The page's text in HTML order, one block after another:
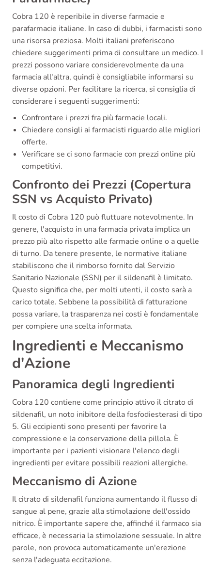
Cobra 120 è reperibile in diverse farmacie e
parafarmacie italiane. In caso di dubbi, i farmacisti sono
una risorsa preziosa. Molti italiani preferiscono
chiedere suggerimenti prima di consultare un medico. I
prezzi possono variare considerevolmente da una
farmacia all'altra, quindi è consigliabile informarsi su
diverse opzioni. Per facilitare la ricerca, si consiglia di
considerare i seguenti suggerimenti:
Confrontare i prezzi fra più farmacie locali.
Chiedere consigli ai farmacisti riguardo alle migliori
offerte.
Verificare se ci sono farmacie con prezzi online più
competitivi.
Confronto dei Prezzi (Copertura
SSN vs Acquisto Privato)
Il costo di Cobra 120 può fluttuare notevolmente. In
genere, l'acquisto in una farmacia privata implica un
prezzo più alto rispetto alle farmacie online o a quelle
di turno. Da tenere presente, le normative italiane
stabiliscono che il rimborso fornito dal Servizio
Sanitario Nazionale (SSN) per il sildenafil è limitato.
Questo significa che, per molti utenti, il costo sarà a
carico totale. Sebbene la possibilità di fatturazione
possa variare, la trasparenza nei costi è fondamentale
per compiere una scelta informata.
Ingredienti e Meccanismo
d'Azione
Panoramica degli Ingredienti
Cobra 120 contiene come principio attivo il citrato di
sildenafil, un noto inibitore della fosfodiesterasi di tipo
5. Gli eccipienti sono presenti per favorire la
compressione e la conservazione della pillola. È
importante per i pazienti visionare l'elenco degli
ingredienti per evitare possibili reazioni allergiche.
Meccanismo di Azione
Il citrato di sildenafil funziona aumentando il flusso di
sangue al pene, grazie alla stimolazione dell'ossido
nitrico. È importante sapere che, affinché il farmaco sia
efficace, è necessaria la stimolazione sessuale. In altre
parole, non provoca automaticamente un'erezione
senza l'adeguata eccitazione.